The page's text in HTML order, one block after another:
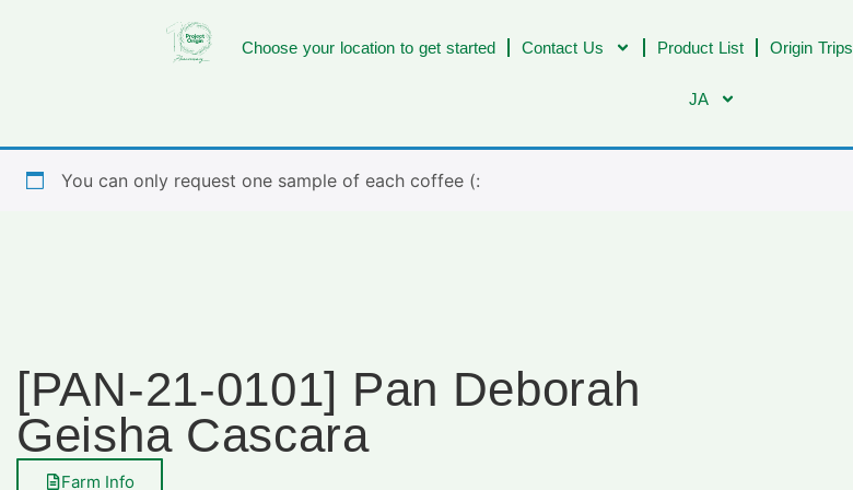
Choose your location to get started Contact Us Product List Origin Trips
JA
You can only request one sample of each coffee (:
[PAN-21-0101] Pan Deborah
Geisha Cascara
Farm Info